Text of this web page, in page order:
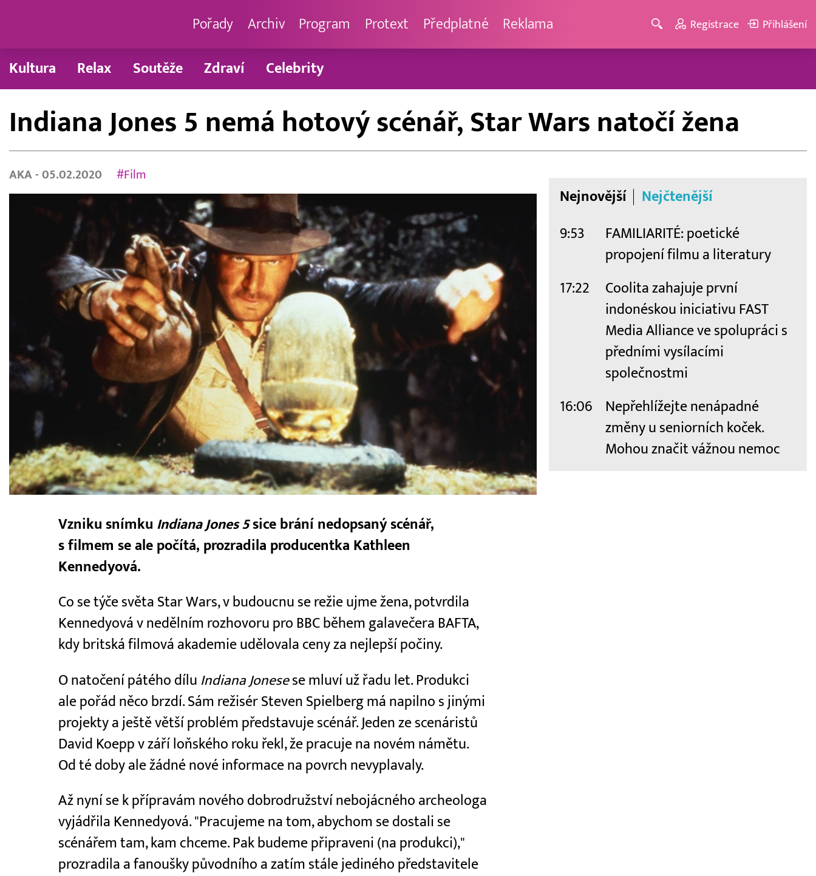
Pořady Archiv Program Protext Předplatné Reklama Registrace Přihlášení
Kultura Relax Soutěže Zdraví Celebrity
Indiana Jones 5 nemá hotový scénář, Star Wars natočí žena
AKA - 05.02.2020 #Film
Vzniku snímku Indiana Jones 5sice brání nedopsaný scénář,
s filmem se ale počítá, prozradila producentka Kathleen
Kennedyová.
Co se týče světa Star Wars, v budoucnu se režie ujme žena, potvrdila
Kennedyová v nedělním rozhovoru pro BBC během galavečera BAFTA,
kdy britská filmová akademie udělovala ceny za nejlepší počiny.
O natočení pátého dílu Indiana Jonesese mluví už řadu let. Produkci
ale pořád něco brzdí. Sám režisér Steven Spielberg má napilno s jinými
projekty a ještě větší problém představuje scénář. Jeden ze scenáristů
David Koepp v září loňského roku řekl, že pracuje na novém námětu.
Od té doby ale žádné nové informace na povrch nevyplavaly.
Až nyní se k přípravám nového dobrodružství nebojácného archeologa
vyjádřila Kennedyová. "Pracujeme na tom, abychom se dostali se
scénářem tam, kam chceme. Pak budeme připraveni (na produkci),"
prozradila a fanoušky původního a zatím stále jediného představitele
Nejnovější Nejčtenější
9:53
FAMILIARITÉ: poetické
propojení filmu a literatury
17:22
Coolita zahajuje první
indonéskou iniciativu FAST
Media Alliance ve spolupráci s
předními vysílacími
společnostmi
16:06
Nepřehlížejte nenápadné
změny u seniorních koček.
Mohou značit vážnou nemoc